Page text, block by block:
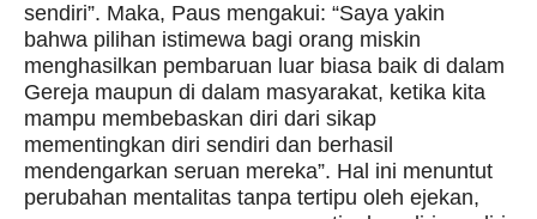
sendiri”. Maka, Paus mengakui: “Saya yakin
bahwa pilihan istimewa bagi orang miskin
menghasilkan pembaruan luar biasa baik di dalam
Gereja maupun di dalam masyarakat, ketika kita
mampu membebaskan diri dari sikap
mementingkan diri sendiri dan berhasil
mendengarkan seruan mereka”. Hal ini menuntut
perubahan mentalitas tanpa tertipu oleh ejekan,